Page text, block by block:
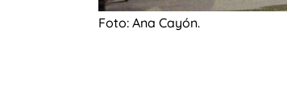
Foto: Ana Cayón.